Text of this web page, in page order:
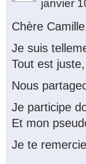
janvier
Chère
Je suis
Tout est
Nous
Je participe
Et mon
Je te